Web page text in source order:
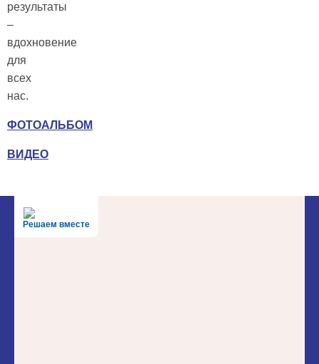
результаты
–
вдохновение
для
всех
нас.
ФОТОАЛЬБОМ
ВИДЕО
Решаем вместе